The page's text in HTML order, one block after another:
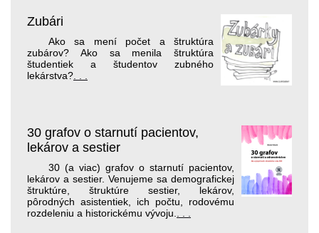
Zubári
Ako sa mení počet a štruktúra
zubárov? Ako sa menila štruktúra
študentiek a študentov zubného
lekárstva?
30 grafov o starnutí pacientov,
lekárov a sestier
30 (a viac) grafov o starnutí pacientov,
lekárov a sestier. Venujeme sa demografickej
štruktúre, štruktúre sestier, lekárov,
pôrodných asistentiek, ich počtu, rodovému
rozdeleniu a historickému vývoju.